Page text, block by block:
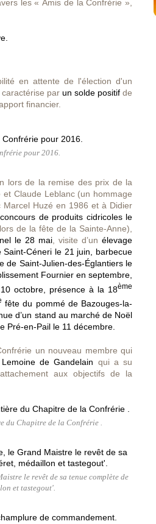
les « Amis de la Confrérie »,
en attente de l'élection d'un
par un solde positif de
financier.
pour 2016.
lors de la remise des prix de la
Claude Leblanc (un hommage
Huzé en 1986 et à Didier
concours de produits cidricoles le
de la fête de la Sainte-Anne),
le 28 mai , visite d’unélevage
Céneri le 21 juin, barbecue
de Saint-Julien-des-Églantiers le
Fournier en septembre,
octobre, présence à la 18ème
fête du pommé de Bazouges-la-
d’un stand au marché de Noël
Pré-en-Pail le 11 décembre.
un nouveau membre qui
de Gandelain qui a su
aux objectifs de la
du Chapitre de la Confrérie .
le revêt de sa tenue complète de
et tastegout'.